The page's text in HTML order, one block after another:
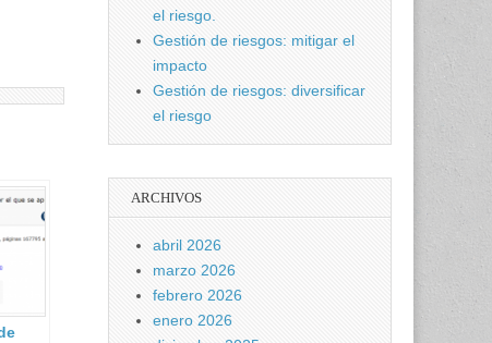
el riesgo.
Gestión de riesgos: mitigar el
impacto
Gestión de riesgos: diversificar
el riesgo
ARCHIVOS
abril 2026
marzo 2026
febrero 2026
enero 2026